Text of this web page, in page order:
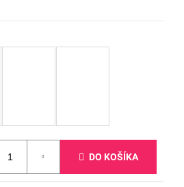
DO KOŠÍKA